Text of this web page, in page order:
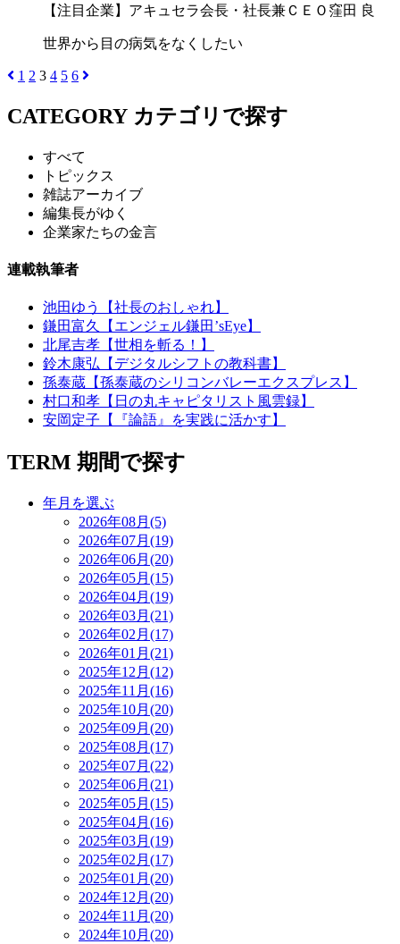
【注目企業】アキュセラ会長・社長兼ＣＥＯ窪田 良
世界から目の病気をなくしたい
1 2 3 4 5 6
CATEGORY カテゴリで探す
すべて
トピックス
雑誌アーカイブ
編集長がゆく
企業家たちの金言
連載執筆者
池田ゆう【社長のおしゃれ】
鎌田富久【エンジェル鎌田’sEye】
北尾吉孝【世相を斬る！】
鈴木康弘【デジタルシフトの教科書】
孫泰蔵【孫泰蔵のシリコンバレーエクスプレス】
村口和孝【日の丸キャピタリスト風雲録】
安岡定子【『論語』を実践に活かす】
TERM 期間で探す
年月を選ぶ
2026年08月(5)
2026年07月(19)
2026年06月(20)
2026年05月(15)
2026年04月(19)
2026年03月(21)
2026年02月(17)
2026年01月(21)
2025年12月(12)
2025年11月(16)
2025年10月(20)
2025年09月(20)
2025年08月(17)
2025年07月(22)
2025年06月(21)
2025年05月(15)
2025年04月(16)
2025年03月(19)
2025年02月(17)
2025年01月(20)
2024年12月(20)
2024年11月(20)
2024年10月(20)